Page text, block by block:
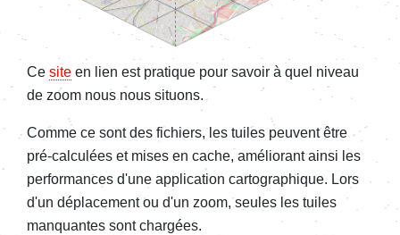
Ce site en lien est pratique pour savoir à quel niveau
de zoom nous nous situons.
Comme ce sont des fichiers, les tuiles peuvent être
pré-calculées et mises en cache, améliorant ainsi les
performances d'une application cartographique. Lors
d'un déplacement ou d'un zoom, seules les tuiles
manquantes sont chargées.